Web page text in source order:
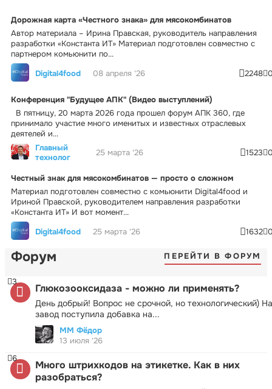
Дорожная карта «Честного знака» для мясокомбинатов
Автор материала – Ирина Правская, руководитель направления
разработки «Константа ИТ» Материал подготовлен совместно с
партнером комьюнити по...
Digital4food
08 апреля '26 2248
Конференция "Будущее АПК" (Видео выступлений)
В пятницу, 20 марта 2026 года прошел форум АПК 360, где
принимало участие много именитых и известных отраслевых
деятелей и...
Главный
технолог
25 марта '26 1523
Честный знак для мясокомбинатов — просто о сложном
Материал подготовлен совместно с комьюнити Digital4food и
Ириной Правской, руководителем направления разработки
«Константа ИТ» И вот момент...
Digital4food
25 марта '26 1632
Форум ПЕРЕЙТИ В ФОРУМ
Глюкозооксидаза - можно ли применять?
День добрый! Вопрос не срочной, но технологический) На
завод поступила добавка на...
3
ММ Фёдор
13 июля '26
Много штрихкодов на этикетке. Как в них
разобраться?
6